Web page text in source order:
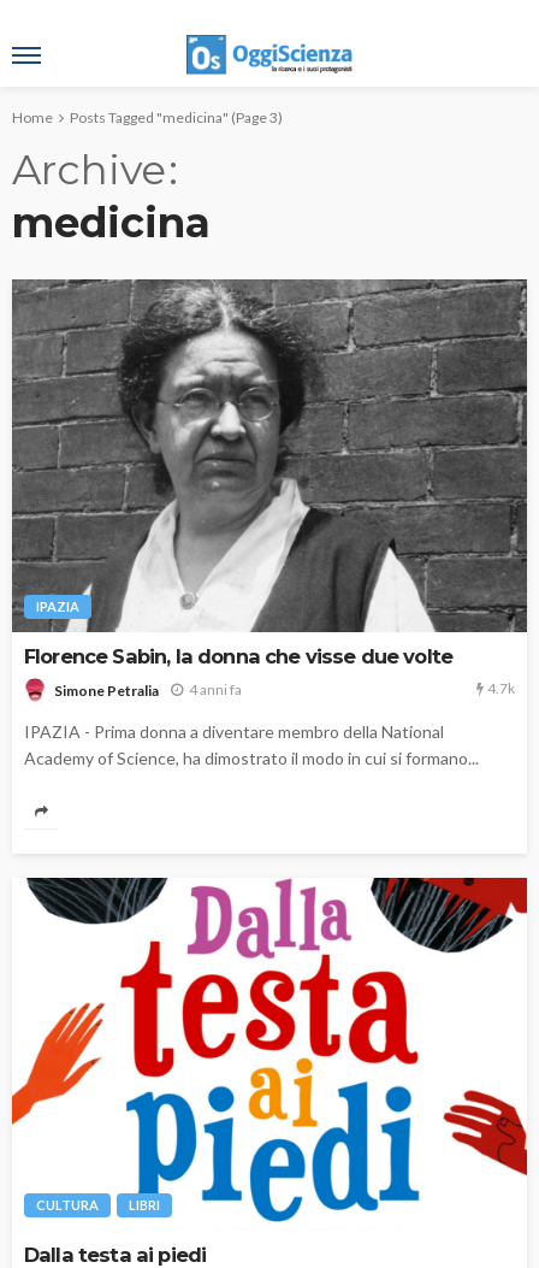
Home Posts Tagged "medicina" (Page 3)
Archive
medicina
IPAZIA
Florence Sabin, la donna che visse due volte
Simone Petralia 4 anni fa 4.7k
IPAZIA - Prima donna a diventare membro della National
Academy of Science, ha dimostrato il modo in cui si formano...
CULTURA LIBRI
Dalla testa ai piedi